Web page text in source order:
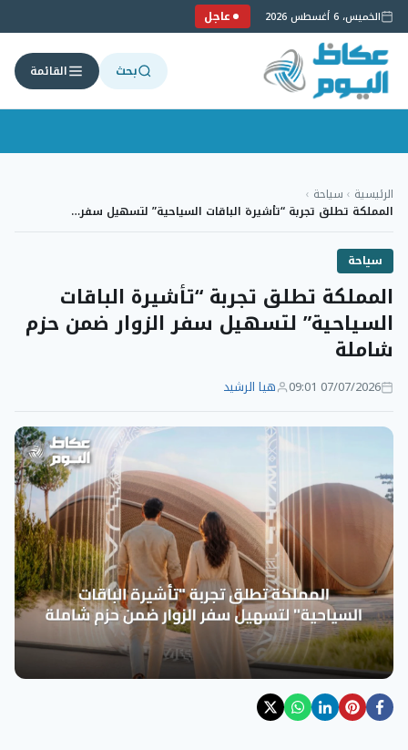
الخميس، 6 أغسطس 2026 عاجل
بحث القائمة
إلى
المحتوى
الرئيسية › سياحة ›
المملكة تطلق تجربة “تأشيرة الباقات السياحية” لتسهيل سفر…
سياحة
المملكة تطلق تجربة “تأشيرة الباقات
السياحية” لتسهيل سفر الزوار ضمن حزم
شاملة
07/07/2026 09:01 هيا الرشيد